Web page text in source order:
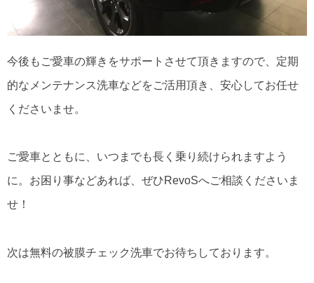
今後もご愛車の輝きをサポートさせて頂きますので、定期
的なメンテナンス洗車などをご活用頂き、安心してお任せ
くださいませ。
ご愛車とともに、いつまでも長く乗り続けられますよう
に。お困り事などあれば、ぜひRevoSへご相談くださいま
せ！
次は無料の被膜チェック洗車でお待ちしております。